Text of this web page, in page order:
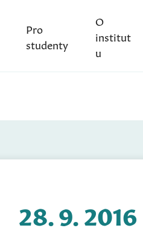
Pro
studenty
O
institut
u
28. 9. 2016